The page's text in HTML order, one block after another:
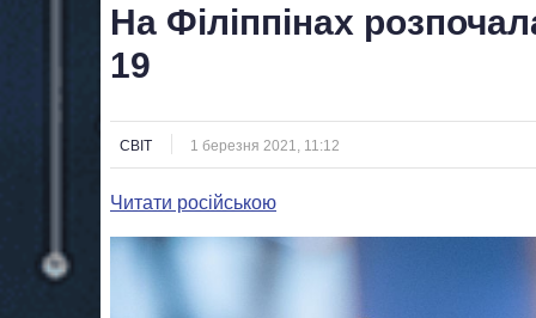
На Філіппінах
19
СВІТ 1 березня 2021, 11:12
Читати російською